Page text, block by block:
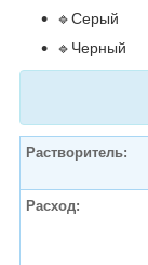
🔹Серый
🔹Черный
Растворитель:
Расход: